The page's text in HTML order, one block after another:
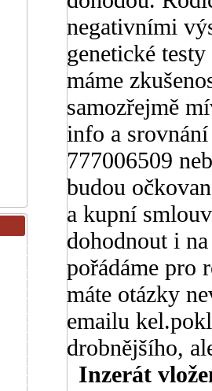
negativními
genetické
máme
samozřejmě
info a
777006509
budou
a kupní
dohodnout i
pořádáme pro
máte otázky
emailu
drobnějšího,
Inzerát